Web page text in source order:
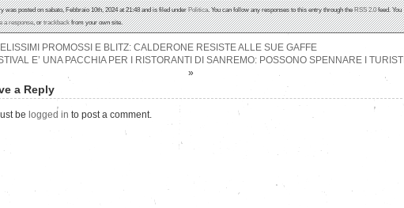
was posted on sabato, Febbraio 10th, 2024 at 21:48 and is filed underPolitica. You can follow any responses to this entry through theRSS 2.0feed. You
a response, ortrackbackfrom your own site.
PROMOSSI E BLITZ: CALDERONE RESISTE ALLE SUE GAFFE
E’ UNA PACCHIA PER I RISTORANTI DI SANREMO: POSSONO SPENNARE I TURISTI
»
a Reply
be logged in to post a comment.